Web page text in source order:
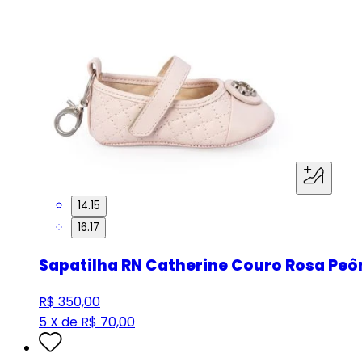
14.15
16.17
Sapatilha RN Catherine Couro Rosa
R$ 350,00
5 X de R$ 70,00